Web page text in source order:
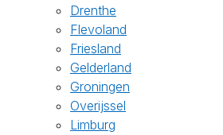
Drenthe
Flevoland
Friesland
Gelderland
Groningen
Overijssel
Limburg